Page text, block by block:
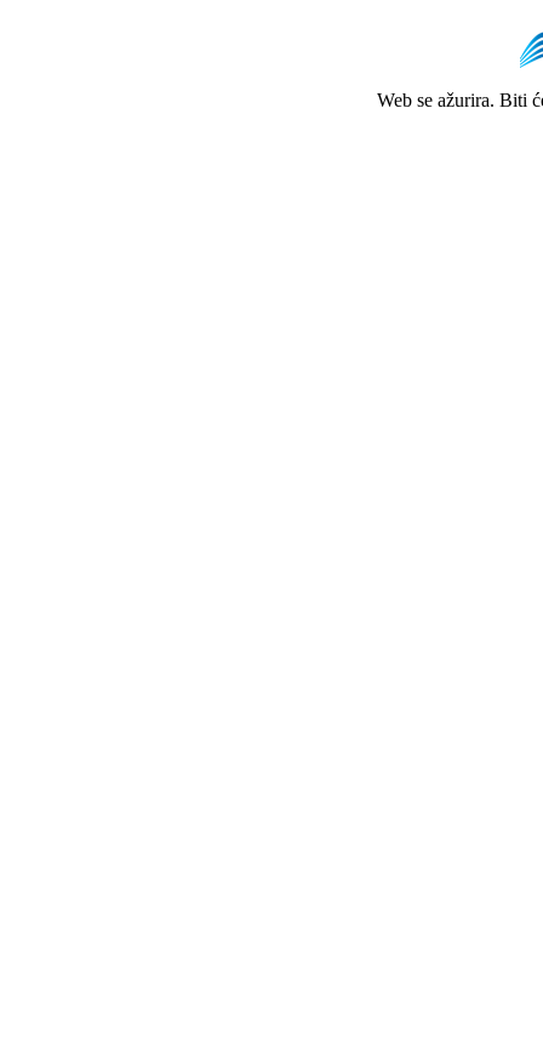
Web se ažurira. Biti